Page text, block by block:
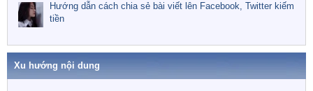
Hướng dẫn cách chia sẻ bài viết lên Facebook, Twitter kiếm
tiền
Xu hướng nội dung